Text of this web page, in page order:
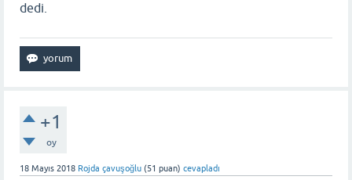
dedi.
+1
oy
18 Mayıs 2018 Rojda çavuşoğlu (51 puan) cevapladı